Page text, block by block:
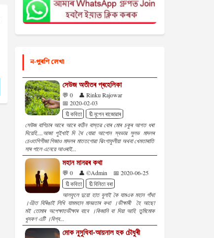
ন-পুৰণি লেখা
সেউজ অতীতৰ প্ৰহেলিকা
💬 0
👤 Rinku Rajowar
📅 2020-02-03
🔖কবিতা
🔖নৃপেন ৰাজোৱাৰ
সেউজ বাগিচাৰ আৰে আৰে কঠিন বাস্তৱ বোৰ মোৰ চকুৰ আগত ধৰা
দিয়েহি....আজা পুইখাই দি থৈ যোৱা আপোন স্বভাৱ সুলভ মাদলৰ
চেওতগিগীজা গিজাও মাদলৰ মাততগোৱা ঝিংগাফুলীয়া অথবা খেমতাৰাতি
সাৰ পালে এনেয়ে আওৰাই...
মহান মানৱৰ কথা
💬 0 👤 ©Admin
📅 2020-06-25
🔖কবিতা
🔖বিনিতা বৰা
আলফুলে দুয়ো হাত বুলাই কৈ যামএক মহান গাঁথা
।ওঁঠত বিৰিঙাই লিখি যামমহান মানৱতাৰ কথা ।ভীক্ষাৰী হৈ আছো
মই তোমাৰ অপেক্ষাতভীক্ষাৰ বাবে ।কিজানি বা দিয়া আহি তুমিমোক
খুদকণ এটি ।বিশ্ব...
মোক নুসুধিবা-আয়নাল হক চৌধুৰী